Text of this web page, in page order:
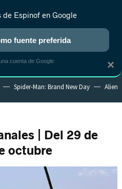
NUEVO
ANIME RANKINGS CINE
Spider-Man: Brand New Day Alien
| Del 29 de
octubre
×
de Espinof en Google
fuente preferida
cuenta de Google